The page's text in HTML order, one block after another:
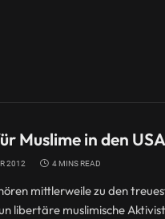
Muslime in den USA
2012 4 MINS READ
mittlerweile zu den
libertäre muslimische